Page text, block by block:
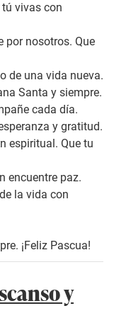
vivas con
por nosotros. Que
de una vida nueva.
Santa y siempre.
cada día.
y gratitud.
espiritual. Que tu
encuentre paz.
la vida con
¡Feliz Pascua!
y